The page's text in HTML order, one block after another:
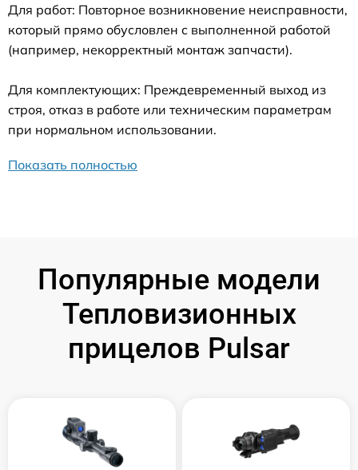
Для работ: Повторное возникновение неисправности,
который прямо обусловлен с выполненной работой
(например, некорректный монтаж запчасти).
Для комплектующих: Преждевременный выход из
строя, отказ в работе или техническим параметрам
при нормальном использовании.
Показать полностью
Популярные модели
Тепловизионных
прицелов Pulsar